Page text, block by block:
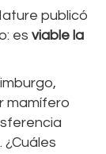
publicó
es viable la
mamífero